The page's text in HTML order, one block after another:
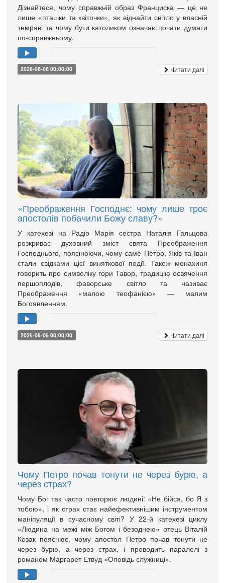
Дізнайтеся, чому справжній образ Франциска — це не
лише «пташки та квіточки», як віднайти світло у власній
темряві та чому бути католиком означає почати думати
по-справжньому.
2026-08-06 00:00:00 Читати далі
«Преображення Господнє: чому лише троє
апостолів побачили Божу славу?»
У катехезі на Радіо Марія сестра Наталія Гальцова
розкриває духовний зміст свята Преображення
Господнього, пояснюючи, чому саме Петро, Яків та Іван
стали свідками цієї виняткової події. Також монахиня
говорить про символіку гори Тавор, традицію освячення
першоплодів, фаворське світло та називає
Преображення «малою теофанією» — малим
Богоявленням.
2026-08-06 00:00:00 Читати далі
Чому Петро почав тонути не через бурю, а
через страх?
Чому Бог так часто повторює людині: «Не бійся, бо Я з
тобою», і як страх стає найефективнішим інструментом
маніпуляції в сучасному світі? У 22-й катехезі циклу
«Людина на межі між Богом і безоднею» отець Віталій
Козак пояснює, чому апостол Петро почав тонути не
через бурю, а через страх, і проводить паралелі з
романом Маргарет Етвуд «Оповідь служниці».